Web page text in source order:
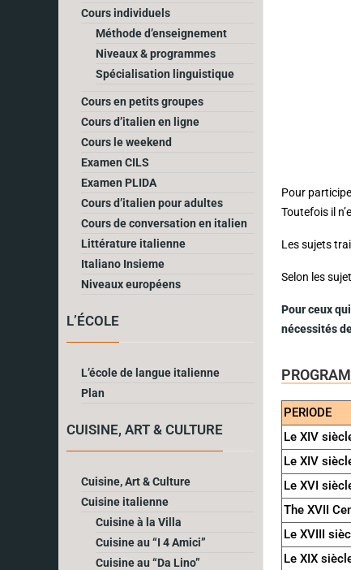
Cours individuels
Méthode d’enseignement
Niveaux & programmes
Spécialisation linguistique
Cours en petits groupes
Cours d’italien en ligne
Cours le weekend
Examen CILS
Examen PLIDA
Cours d’italien pour adultes
Cours de conversation en italien
Littérature italienne
Italiano Insieme
Niveaux européens
L’ÉCOLE
L’école de langue italienne
Plan
CUISINE, ART & CULTURE
Cuisine, Art & Culture
Cuisine italienne
Cuisine à la Villa
Cuisine au “I 4 Amici”
Cuisine au “Da Lino”
Pour
Toutefois il
Les sujets
Selon les
Pour ceux
nécessités
PERIODE
Le XIV
Le XIV
Le XVI
The XVII
Le XVIII
Le XIX